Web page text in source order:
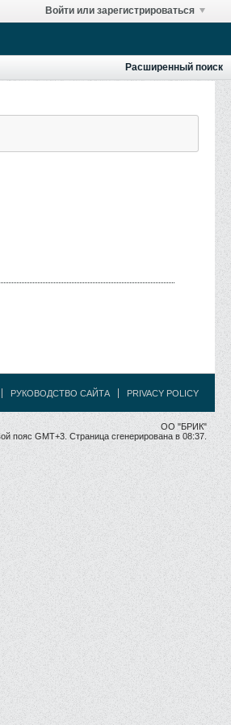
Войти или зарегистрироваться
Расширенный поиск
РУКОВОДСТВО САЙТА PRIVACY POLICY
ОО "БРИК"
пояс GMT+3. Страница сгенерирована в 08:37.